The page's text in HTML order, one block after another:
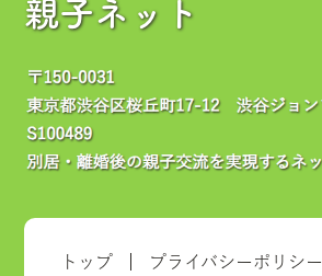
親子ネット
トップ プライバシーポリシー